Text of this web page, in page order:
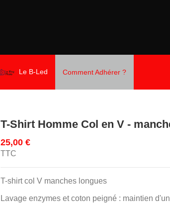
Le B-Led Comment Adhérer ?
T-Shirt Homme Col en V -
25,00 €
TTC
T-shirt col V manches longues
Lavage enzymes et coton peigné : maintien